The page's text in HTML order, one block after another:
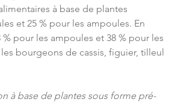
à base de plantes
et 25 % pour les ampoules. En
pour les ampoules et 38 % pour les
bourgeons de cassis, figuier, tilleul
à base de plantes sous forme pré-